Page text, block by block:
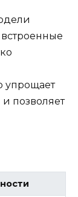
упрощает
позволяет